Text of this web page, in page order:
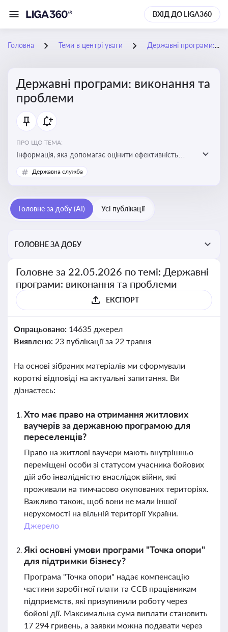
ВХІД ДО LIGA360
Головна Теми в центрі уваги Державні програми: виконання та проблеми
Державні програми: виконання та
проблеми
ПРО ЩО ТЕМА:
Інформація, яка допомагає оцінити ефективність
використання бюджетних коштів, виявити проблеми
реалізації та знайти шляхи їх удосконалення
Державна служба
Головне за добу (AI) Усі публікації
ГОЛОВНЕ ЗА ДОБУ
Головне за 22.05.2026 по темі: Державні
програми: виконання та проблеми
ЕКСПОРТ
Опрацьовано: 14635 джерел
Виявлено: 23 публікації за 22 травня
На основі зібраних матеріалів ми сформували
короткі відповіді на актуальні запитання. Ви
дізнаєтесь:
Хто має право на отримання житлових
ваучерів за державною програмою для
переселенців?
Право на житлові ваучери мають внутрішньо
переміщені особи зі статусом учасника бойових
дій або інвалідністю внаслідок війни, які
проживали на тимчасово окупованих територіях.
Важливо також, щоб вони не мали іншої
нерухомості на вільній території України.
Джерело
Які основні умови програми "Точка опори"
для підтримки бізнесу?
Програма "Точка опори" надає компенсацію
частини заробітної плати та ЄСВ працівникам
підприємств, які призупинили роботу через
бойові дії. Максимальна сума виплати становить
17 294 гривень, а заявки можна подавати через